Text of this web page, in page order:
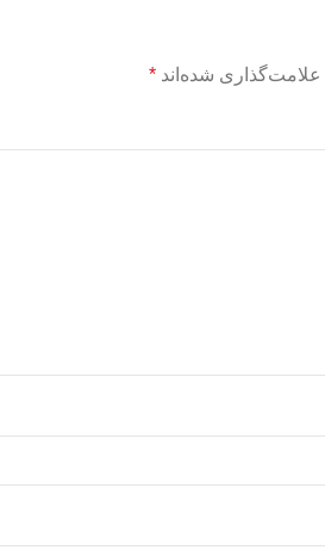
علامت‌گذاری شده‌اند*